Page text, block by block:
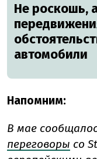
Не роскошь,
автомобили
Напомним:
В мае
переговоры со